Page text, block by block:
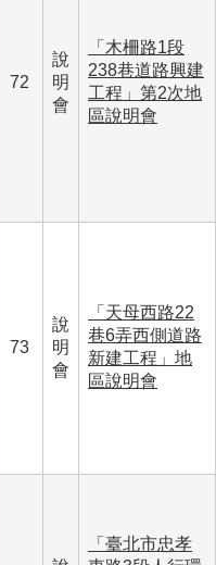
72
說
明
會
「木柵路1段
238巷道路興建
工程」第2次地
區說明會
73
說
明
會
「天母西路22
巷6弄西側道路
新建工程」地
區說明會
「臺北市忠孝